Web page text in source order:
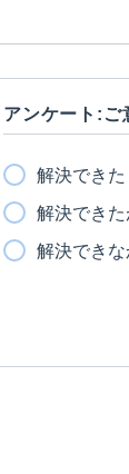
アンケート:ご
解決できた
解決でき
解決できな